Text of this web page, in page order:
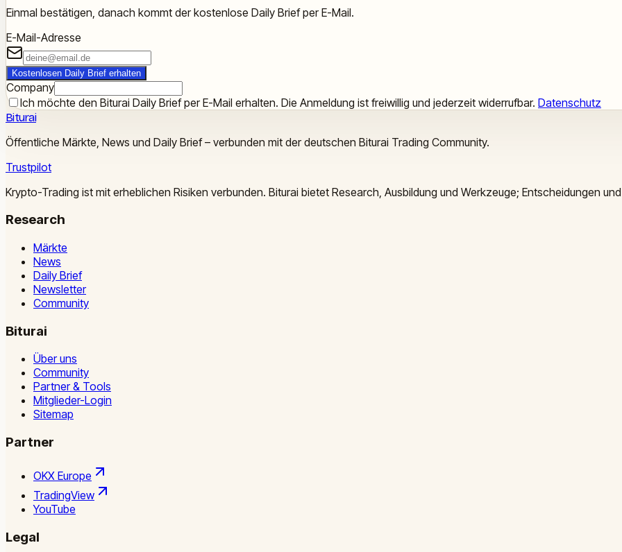
Einmal bestätigen, danach kommt der kostenlose Daily Brief per E-Mail.
E-Mail-Adresse
Kostenlosen Daily Brief erhalten
Company
Ich möchte den Biturai Daily Brief per E-Mail erhalten. Die Anmeldung ist freiwillig und jederzeit widerrufbar. Datenschutz
Biturai
Öffentliche Märkte, News und Daily Brief – verbunden mit der deutschen Biturai Trading Community.
Trustpilot
Krypto-Trading ist mit erheblichen Risiken verbunden. Biturai bietet Research, Ausbildung und Werkzeuge; Entscheidungen
Research
Märkte
News
Daily Brief
Newsletter
Community
Biturai
Über uns
Community
Partner & Tools
Mitglieder-Login
Sitemap
Partner
OKX Europe
TradingView
YouTube
Legal